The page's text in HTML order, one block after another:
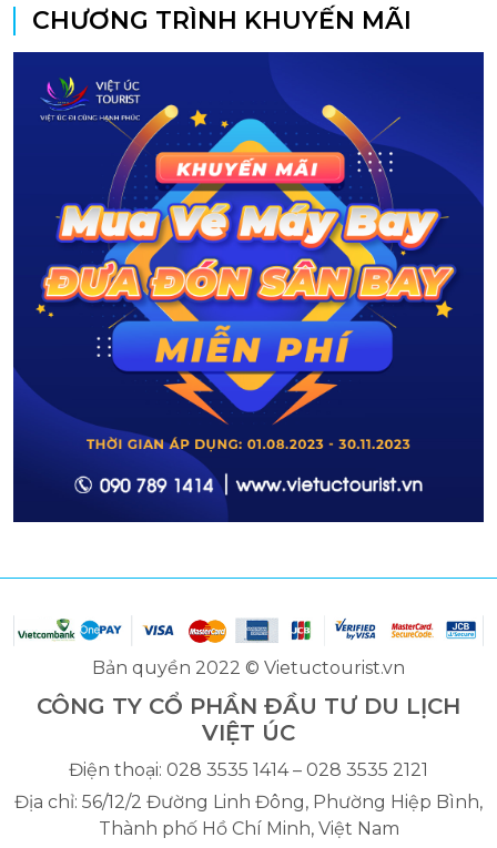
CHƯƠNG TRÌNH KHUYẾN MÃI
Bản quyền 2022 © Vietuctourist.vn
CÔNG TY CỔ PHẦN ĐẦU TƯ DU LỊCH
VIỆT ÚC
Điện thoại: 028 3535 1414 – 028 3535 2121
Địa chỉ: 56/12/2 Đường Linh Đông, Phường Hiệp Bình,
Thành phố Hồ Chí Minh, Việt Nam